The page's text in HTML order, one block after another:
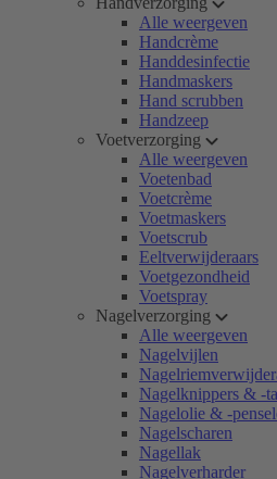
Alle weergeven
Handcrème
Handdesinfectie
Handmaskers
Hand scrubben
Handzeep
Voetverzorging
Alle weergeven
Voetenbad
Voetcrème
Voetmaskers
Voetscrub
Eeltverwijderaars
Voetgezondheid
Voetspray
Nagelverzorging
Alle weergeven
Nagelvijlen
Nagelknippers & -
Nagelolie & -
Nagelscharen
Nagellak
Nagelverharder